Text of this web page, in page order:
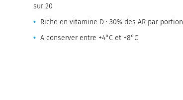
sur 20
Riche en vitamine D : 30% des AR par portion
A conserver entre +4°C et +8°C